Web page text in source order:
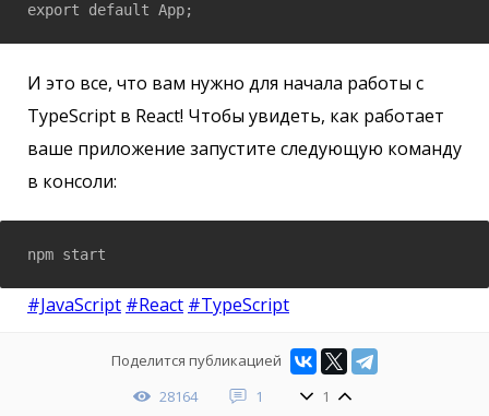
export default App;
И это все, что вам нужно для начала работы с
TypeScript в React! Чтобы увидеть, как работает
ваше приложение запустите следующую команду
в консоли:
#JavaScript #React #TypeScript
Поделится публикацией
28164
1 1